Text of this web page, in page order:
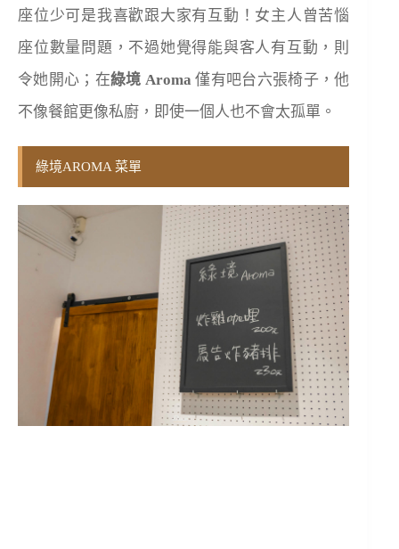
座位少可是我喜歡跟大家有互動！女主人曾苦惱
座位數量問題，不過她覺得能與客人有互動，則
令她開心；在綠境 Aroma 僅有吧台六張椅子，他
不像餐館更像私廚，即使一個人也不會太孤單。
綠境AROMA 菜單